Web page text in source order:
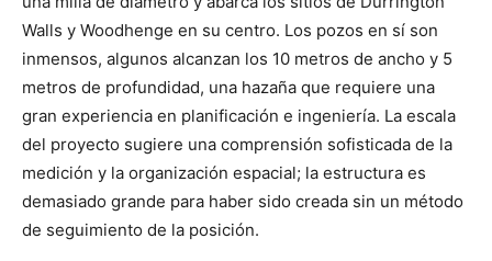
Walls y Woodhenge en su centro. Los pozos en sí son
inmensos, algunos alcanzan los 10 metros de ancho y 5
metros de profundidad, una hazaña que requiere una
gran experiencia en planificación e ingeniería. La escala
del proyecto sugiere una comprensión sofisticada de la
medición y la organización espacial; la estructura es
demasiado grande para haber sido creada sin un método
de seguimiento de la posición.